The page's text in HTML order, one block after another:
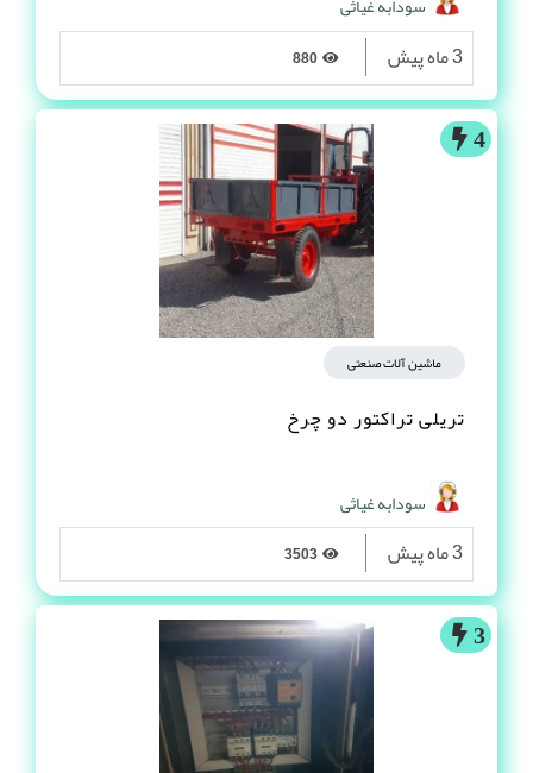
3 ماه پیش
4
ماشین آلات صنعتی
تریلی تراکتور دو چرخ
سودابه غیاثی
3 ماه پیش
3